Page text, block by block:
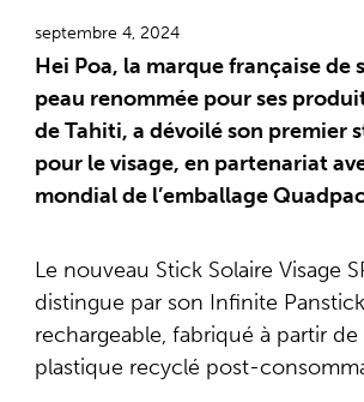
septembre 4, 2024
Hei Poa, la marque française de
peau renommée pour ses
de Tahiti, a dévoilé son premier
pour le visage, en partenariat
mondial de l’emballage
Le nouveau Stick Solaire Visage
distingue par son Infinite Panstick
rechargeable, fabriqué à partir de
plastique recyclé post-